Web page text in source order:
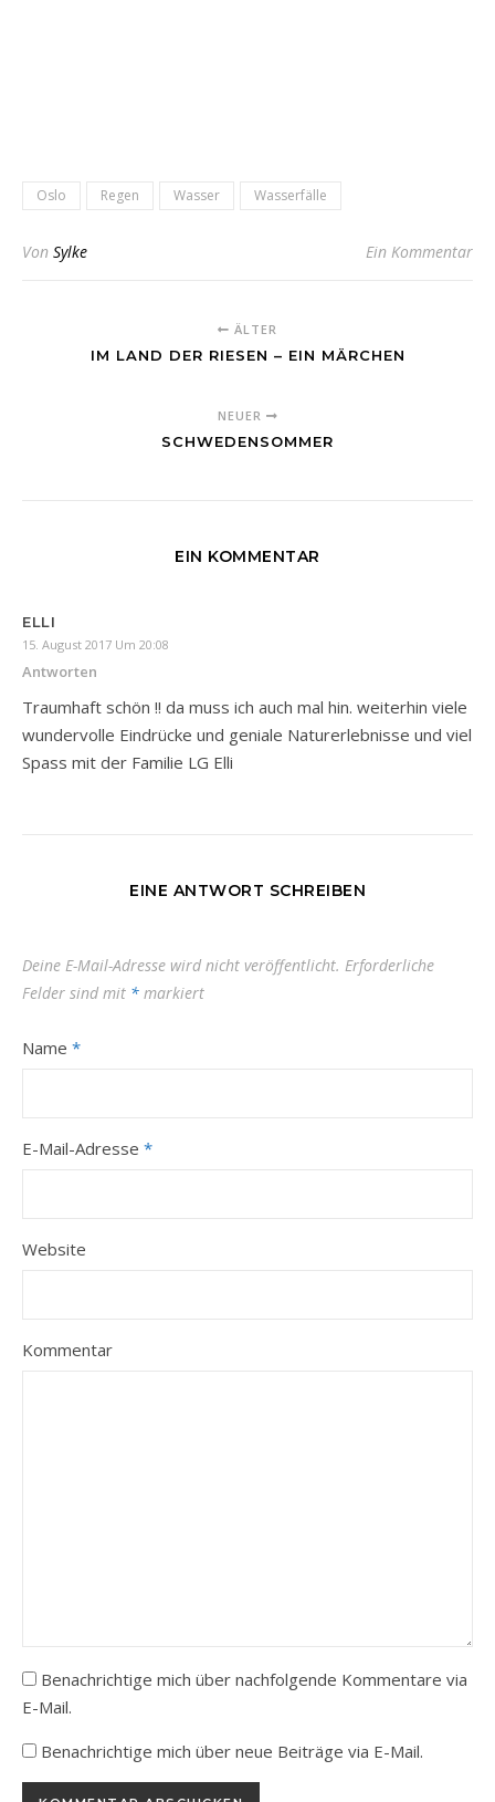
Oslo Regen Wasser Wasserfälle
Von Sylke Ein Kommentar
ÄLTER
IM LAND DER RIESEN – EIN MÄRCHEN
NEUER
SCHWEDENSOMMER
EIN KOMMENTAR
ELLI
15. August 2017 Um 20:08
Antworten
Traumhaft schön !! da muss ich auch mal hin. weiterhin viele
wundervolle Eindrücke und geniale Naturerlebnisse und viel
Spass mit der Familie LG Elli
EINE ANTWORT SCHREIBEN
Deine E-Mail-Adresse wird nicht veröffentlicht. Erforderliche
Felder sind mit * markiert
Name *
E-Mail-Adresse *
Website
Kommentar
Benachrichtige mich über nachfolgende Kommentare via
E-Mail.
Benachrichtige mich über neue Beiträge via E-Mail.